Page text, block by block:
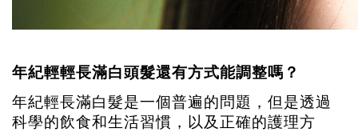
年紀輕輕長滿白頭髮還有方式能調整嗎？
年紀輕長滿白髮是一個普遍的問題，但是透過
科學的飲食和生活習慣，以及正確的護理方